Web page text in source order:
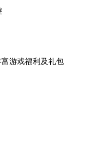
富游戏福利 及礼包